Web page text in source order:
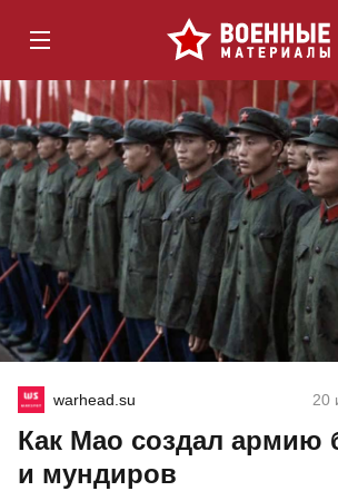
warhead.su 20
Как Мао создал армию
и мундиров